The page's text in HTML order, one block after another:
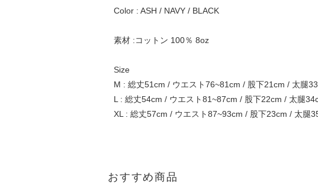
Color : ASH / NAVY / BLACK
素材 :コットン 100％ 8oz
Size
M : 総丈51cm / ウエスト76~81cm / 股下21cm / 太腿
L : 総丈54cm / ウエスト81~87cm / 股下22cm / 太腿
XL : 総丈57cm / ウエスト87~93cm / 股下23cm / 太腿
おすすめ商品